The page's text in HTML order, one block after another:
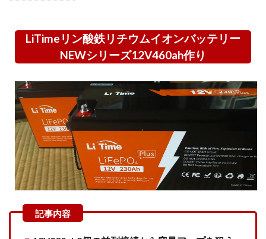
チウムイ
オンバッ
12V460ah
作り
1.1
12V230ah2
個の並列接
続から容量
アップを狙
う
1.2
放
12V100A
ケーブル
LiTimeリン酸鉄リチウムイオンバッテリー
NEWシリーズ12V460ah作り